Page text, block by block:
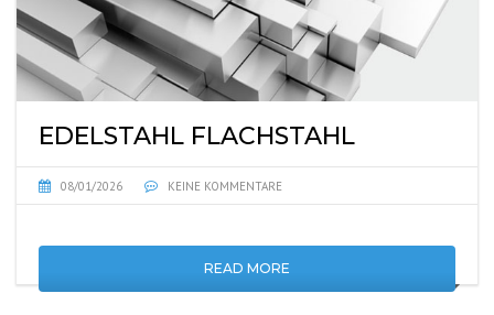
EDELSTAHL FLACHSTAHL
08/01/2026 KEINE KOMMENTARE
READ MORE